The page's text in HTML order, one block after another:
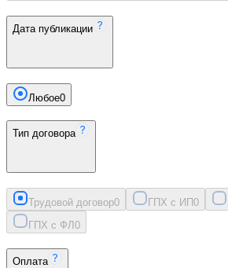
Дата публикации
Любое0
Тип договора
Трудовой договор0 ГПХ с ИП0
ГПХ с ФЛ 0
Оплата